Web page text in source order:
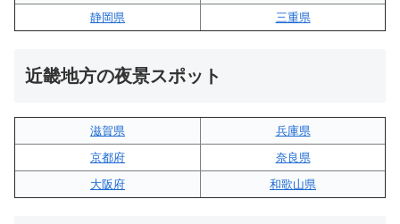
静岡県
三重県
近畿地方の夜景スポット
滋賀県
兵庫県
京都府
奈良県
大阪府
和歌山県